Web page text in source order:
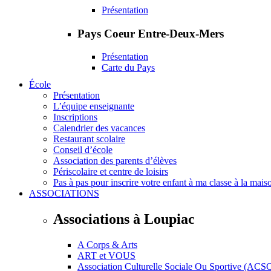
Présentation
Pays Coeur Entre-Deux-Mers
Présentation
Carte du Pays
École
Présentation
L’équipe enseignante
Inscriptions
Calendrier des vacances
Restaurant scolaire
Conseil d’école
Association des parents d’élèves
Périscolaire et centre de loisirs
Pas à pas pour inscrire votre enfant à ma classe à la
ASSOCIATIONS
Associations à Loupiac
A Corps & Arts
ART et VOUS
Association Culturelle Sociale Ou Sportive